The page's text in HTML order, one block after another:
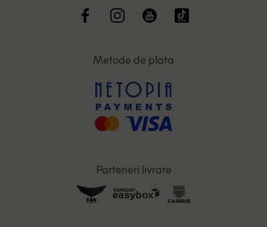
Metode de plata
Parteneri livrare